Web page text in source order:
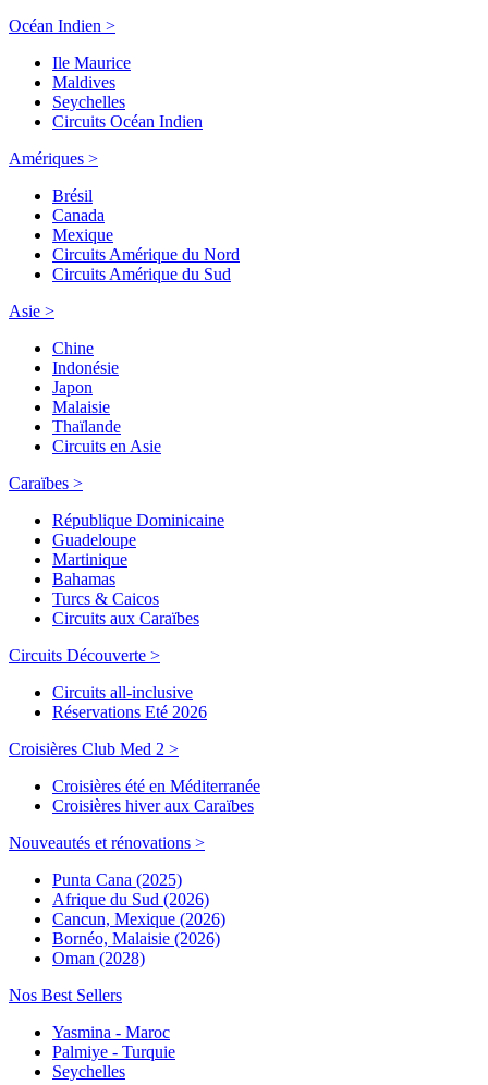
Océan Indien >
Ile Maurice
Maldives
Seychelles
Circuits Océan Indien
Amériques >
Brésil
Canada
Mexique
Circuits Amérique du Nord
Circuits Amérique du Sud
Asie >
Chine
Indonésie
Japon
Malaisie
Thaïlande
Circuits en Asie
Caraïbes >
République Dominicaine
Guadeloupe
Martinique
Bahamas
Turcs & Caicos
Circuits aux Caraïbes
Circuits Découverte >
Circuits all-inclusive
Réservations Eté 2026
Croisières Club Med 2 >
Croisières été en Méditerranée
Croisières hiver aux Caraïbes
Nouveautés et rénovations >
Punta Cana (2025)
Afrique du Sud (2026)
Cancun, Mexique (2026)
Bornéo, Malaisie (2026)
Oman (2028)
Nos Best Sellers
Yasmina - Maroc
Palmiye - Turquie
Seychelles